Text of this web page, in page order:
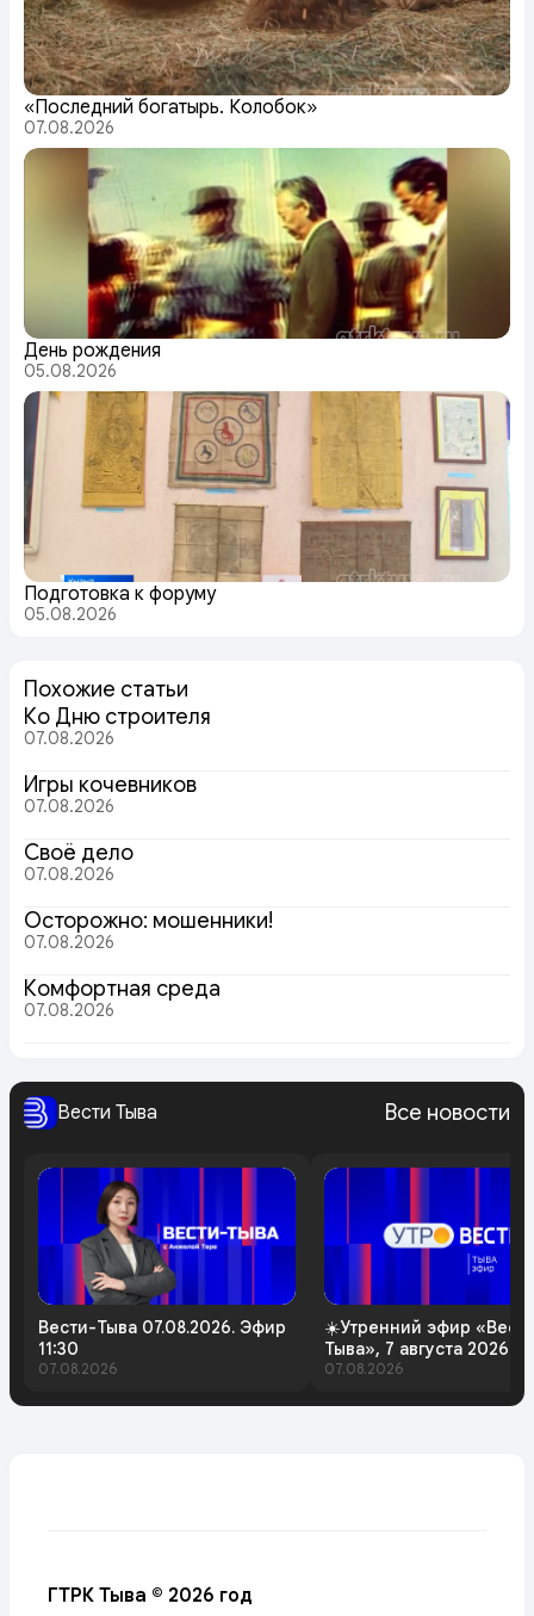
«Последний богатырь. Колобок»
07.08.2026
День рождения
05.08.2026
Подготовка к форуму
05.08.2026
Похожие статьи
Ко Дню строителя
07.08.2026
Игры кочевников
07.08.2026
Своё дело
07.08.2026
Осторожно: мошенники!
07.08.2026
Комфортная среда
07.08.2026
Вести Тыва Все новости
Вести-Тыва 07.08.2026. Эфир
11:30
07.08.2026
☀️Утренний эфир
Тыва», 7 августа 2026
07.08.2026
ГТРК Тыва © 2026 год